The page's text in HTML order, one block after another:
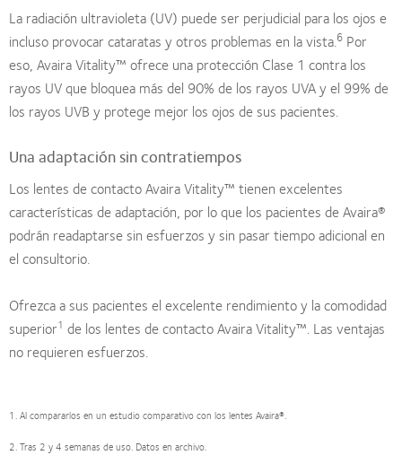
La radiación ultravioleta (UV) puede ser perjudicial para los ojos e
incluso provocar cataratas y otros problemas en la vista.6 Por
eso, Avaira Vitality™ ofrece una protección Clase 1 contra los
rayos UV que bloquea más del 90% de los rayos UVA y el 99% de
los rayos UVB y protege mejor los ojos de sus pacientes.
Una adaptación sin contratiempos
Los lentes de contacto Avaira Vitality™ tienen excelentes
características de adaptación, por lo que los pacientes de Avaira®
podrán readaptarse sin esfuerzos y sin pasar tiempo adicional en
el consultorio.
Ofrezca a sus pacientes el excelente rendimiento y la comodidad
superior1 de los lentes de contacto Avaira Vitality™. Las ventajas
no requieren esfuerzos.
1. Al compararlos en un estudio comparativo con los lentes Avaira®.
2. Tras 2 y 4 semanas de uso. Datos en archivo.